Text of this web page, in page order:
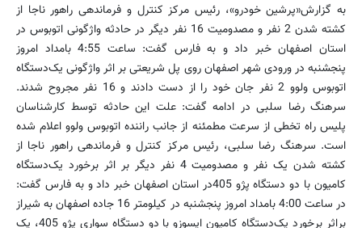
به گزارش«پرشین خودرو»، رئیس مرکز کنترل و فرماندهی راهور ناجا از
کشته شدن 2 نفر و مصدومیت 16 نفر دیگر در حادثه واژگونی اتوبوس در
استان اصفهان خبر داد و به فارس گفت: ساعت 4:55 بامداد امروز
پنجشنبه در ورودی شهر اصفهان روی پل شریعتی بر اثر واژگونی یک‌دستگاه
اتوبوس ولوو 2 نفر جان خود را از دست دادند و 16 نفر مجروح شدند.
سرهنگ رضا سلبی در ادامه گفت: علت این حادثه توسط کارشناسان
پلیس راه تخطی از سرعت مطمئنه از جانب راننده اتوبوس ولوو اعلام شده
است. سرهنگ رضا سلبی، رئیس مرکز کنترل و فرماندهی راهور ناجا از
کشته شدن یک نفر و مصدومیت 4 نفر دیگر بر اثر برخورد یک‌دستگاه
کامیون با دو دستگاه پژو 405در استان اصفهان خبر داد و به فارس گفت:
در ساعت 4:00 بامداد امروز پنجشنبه در کیلومتر 16 جاده اصفهان به شیراز
براثر برخورد یک‌دستگاه کامیون ایسوزو با دو دستگاه سواری پژو 405، یک